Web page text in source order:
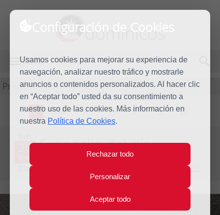
Configuración de Cookies
Usamos cookies para mejorar su experiencia de
navegación, analizar nuestro tráfico y mostrarle
anuncios o contenidos personalizados. Al hacer clic
en “Aceptar todo” usted da su consentimiento a
nuestro uso de las cookies. Más información en
nuestra Política de Cookies.
Rechazar todo
Personalizar
Aceptar todo
dominicos
MENÚ
Predicación
L M X J V S D
20
2025
Evangelio del día
Segunda semana del Tiempo Ordinario - Año Impar